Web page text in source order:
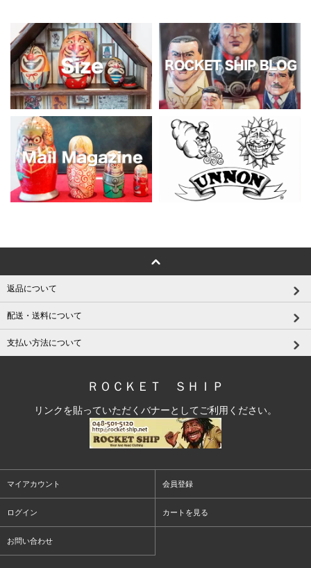
返品について
配送・送料について
支払い方法について
ＲＯＣＫＥＴ ＳＨＩＰ
リンクを貼っていただくバナーとしてご利用ください。
マイアカウント 会員登録
ログイン カートを見る
お問い合わせ